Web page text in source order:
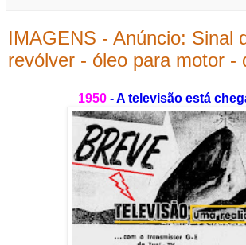
IMAGENS - Anúncio: Sinal
revólver - óleo para motor -
1950- A televisão está